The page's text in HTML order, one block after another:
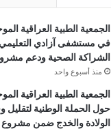
الجمعية الطبية العراقية
في مستشفى آزادي
الشراكة الصحية ودعم
منذ أسبوع واحد
الجمعية الطبية العراقية
حول الحملة الوطنية لتقليل
الولادة والخدج ضمن مشروع